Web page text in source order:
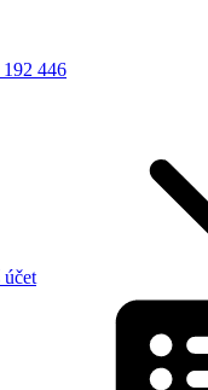
446
účet